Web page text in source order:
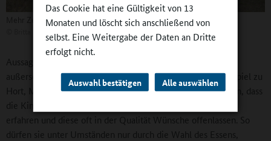
Das Cookie hat eine Gültigkeit von 13
Monaten und löscht sich anschließend von
selbst. Eine Weitergabe der Daten an Dritte
erfolgt nicht.
Auswahl bestätigen Alle auswählen
Mehr Zeit in der Schule – mehr Möglichkeiten für Mitbestimmung
Aussagen zu Nachmittagsangeboten von schulischen und
außerschulischen Akteurinnen und Akteuren, wie zum Beispiel zu
Hort, Mittagsbetreuung, Sport- und Musikangeboten, zeigen, dass
die Kinder hier nur geringe Spielräume für Mitbestimmung
erfahren und diese oft in der Qualität Wünsche offenlassen. So
dürfen sie unter Umständen nur durch die Wahl des Essens,